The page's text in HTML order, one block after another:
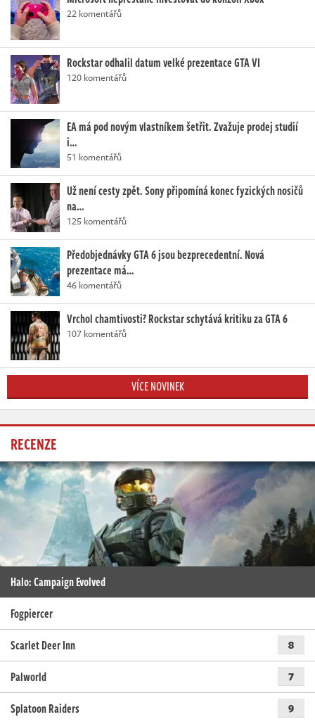
22 komentářů
Rockstar odhalil datum velké prezentace GTA VI
120 komentářů
EA má pod novým vlastníkem šetřit. Zvažuje prodej studií
i…
51 komentářů
Už není cesty zpět. Sony připomíná konec fyzických nosičů
na…
125 komentářů
Předobjednávky GTA 6 jsou bezprecedentní. Nová
prezentace má…
46 komentářů
Vrchol chamtivosti? Rockstar schytává kritiku za GTA 6
107 komentářů
VÍCE NOVINEK
RECENZE
Halo: Campaign Evolved
Fogpiercer
Scarlet Deer Inn
8
Palworld 7
Splatoon Raiders 9